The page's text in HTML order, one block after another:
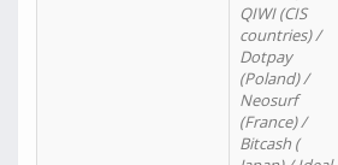
QIWI (CIS
countries) /
Dotpay
(Poland) /
Neosurf
(France) /
Bitcash (